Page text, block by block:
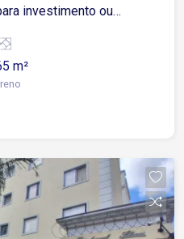
investimento ou
uma avenida bem
fluxo de veiculos e
regiões de Sorocaba
visita!
m²